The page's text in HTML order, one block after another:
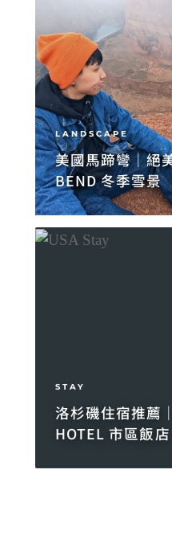
LANDSCAPE
美國馬蹄彎｜絕
BEND 冬季雪景
STAY
洛杉磯住宿推薦
HOTEL 市區飯店